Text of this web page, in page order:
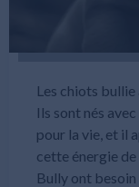
Les chiots
Ils sont nés
pour la vie, et il
cette énergie
Bully ont